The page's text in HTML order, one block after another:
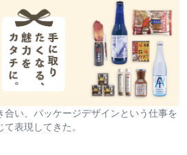
合い、パッケージデザインという仕事を
て表現してきた。